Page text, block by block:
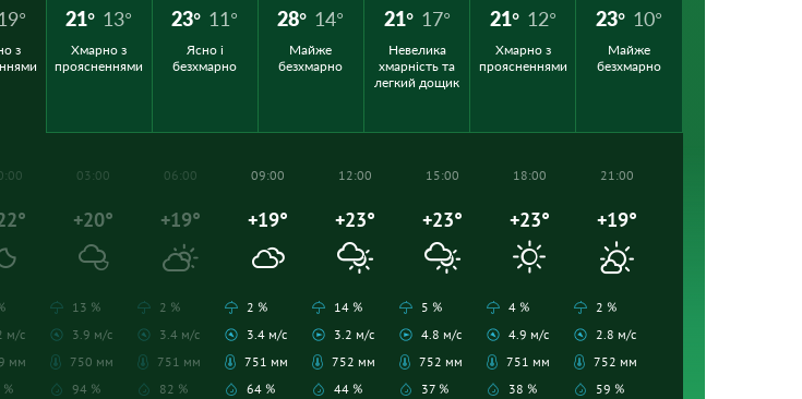
з
21° 13°
Хмарно з
проясненнями
23° 11°
Ясно і
безхмарно
28° 14°
Майже
безхмарно
21° 17°
Невелика
хмарність та
легкий дощик
21° 12°
Хмарно з
проясненнями
23° 10°
Майже
безхмарно
м/с
мм
03:00
+20°
13 %
3.9 м/с
750 мм
94 %
06:00
+19°
2 %
3.4 м/с
751 мм
82 %
09:00
+19°
2 %
3.4 м/с
751 мм
64 %
12:00
+23°
14 %
3.2 м/с
752 мм
44 %
15:00
+23°
5 %
4.8 м/с
752 мм
37 %
18:00
+23°
4 %
4.9 м/с
751 мм
38 %
21:00
+19°
2 %
2.8 м/с
752 мм
59 %